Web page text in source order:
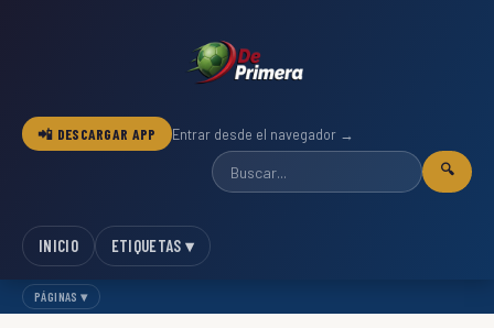
📲 DESCARGAR APP Entrar desde el navegador →
🔍
INICIO ETIQUETAS ▾
PÁGINAS ▾